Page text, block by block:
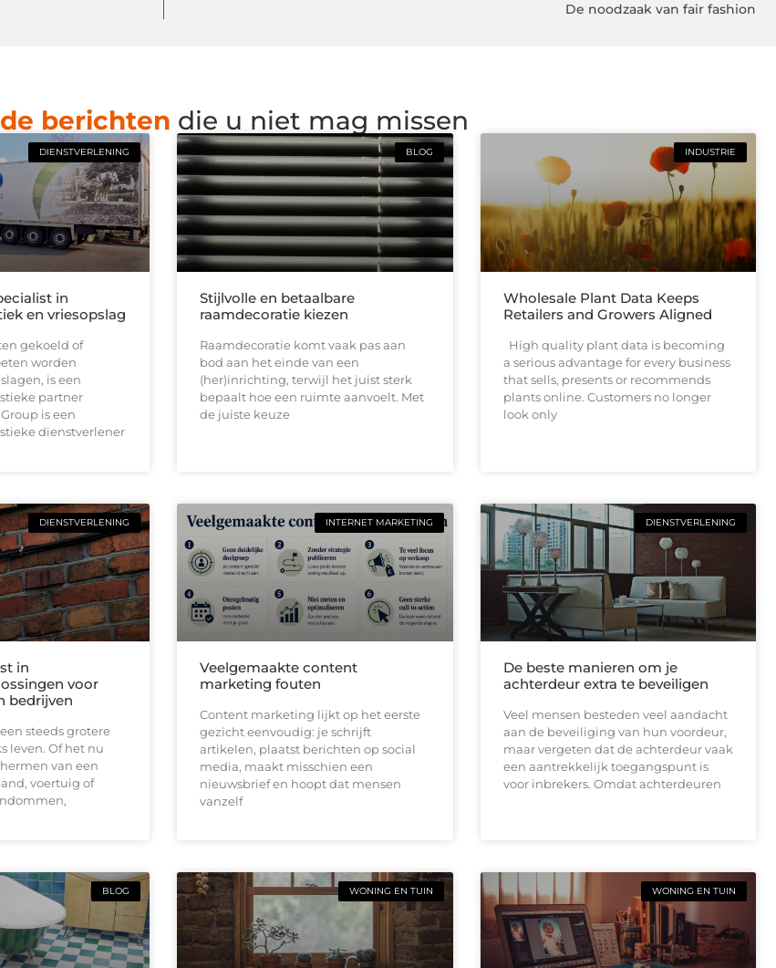
De noodzaak van fair fashion
berichten die u niet mag missen
DIENSTVERLENING
in
en vriesopslag
gekoeld of
worden
is een
partner
is een
dienstverlener
BLOG
Stijlvolle en betaalbare
raamdecoratie kiezen
Raamdecoratie komt vaak pas aan
bod aan het einde van een
(her)inrichting, terwijl het juist sterk
bepaalt hoe een ruimte aanvoelt. Met
de juiste keuze
INDUSTRIE
Wholesale Plant Data Keeps
Retailers and Growers Aligned
High quality plant data is becoming
a serious advantage for every business
that sells, presents or recommends
plants online. Customers no longer
look only
DIENSTVERLENING
in
voor
bedrijven
steeds grotere
leven. Of het nu
van een
voertuig of
INTERNET MARKETING
Veelgemaakte content
marketing fouten
Content marketing lijkt op het eerste
gezicht eenvoudig: je schrijft
artikelen, plaatst berichten op social
media, maakt misschien een
nieuwsbrief en hoopt dat mensen
vanzelf
DIENSTVERLENING
De beste manieren om je
achterdeur extra te beveiligen
Veel mensen besteden veel aandacht
aan de beveiliging van hun voordeur,
maar vergeten dat de achterdeur vaak
een aantrekkelijk toegangspunt is
voor inbrekers. Omdat achterdeuren
BLOG WONING EN TUIN WONING EN TUIN